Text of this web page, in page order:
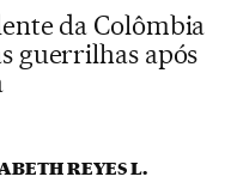
da Colômbia
guerrilhas após
REYES L.